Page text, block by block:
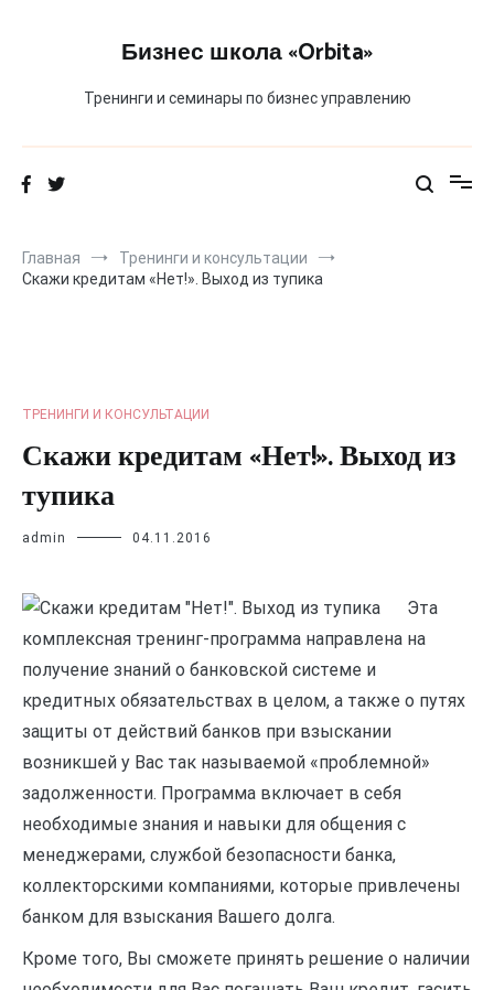
Бизнес школа «Orbita»
Тренинги и семинары по бизнес управлению
Главная
Тренинги и консультации
Скажи кредитам «Нет!». Выход из тупика
ТРЕНИНГИ И КОНСУЛЬТАЦИИ
Скажи кредитам «Нет!». Выход из
тупика
admin 04.11.2016
Эта
комплексная тренинг-программа направлена на
получение знаний о банковской системе и
кредитных обязательствах в целом, а также о путях
защиты от действий банков при взыскании
возникшей у Вас так называемой «проблемной»
задолженности. Программа включает в себя
необходимые знания и навыки для общения с
менеджерами, службой безопасности банка,
коллекторскими компаниями, которые привлечены
банком для взыскания Вашего долга.
Кроме того, Вы сможете принять решение о наличии